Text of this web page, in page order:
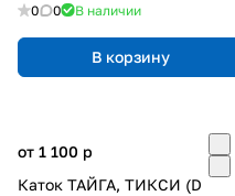
0 0 В наличии
В корзину
от 1 100 p
Каток ТАЙГА, ТИКСИ (D